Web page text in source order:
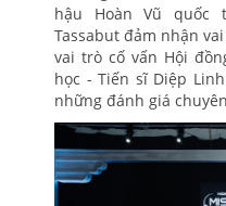
hậu Hoàn Vũ quốc
Tassabut đảm nhận
vai trò cố vấn Hội
học - Tiến sĩ Diệp
những đánh giá